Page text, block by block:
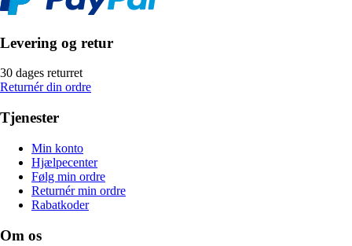
Levering og retur
30 dages returret
Returnér din ordre
Tjenester
Min konto
Hjælpecenter
Følg min ordre
Returnér min ordre
Rabatkoder
Om os